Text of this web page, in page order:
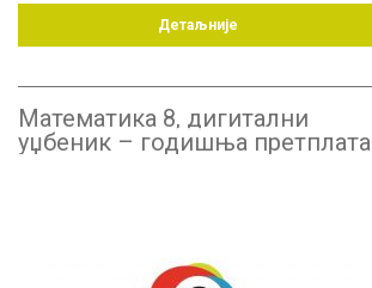
Детаљније
Математика 8, дигитални
уџбеник – годишња претплата